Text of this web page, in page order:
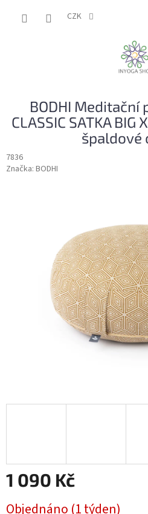
CZK
BODHI Meditační
CLASSIC SATKA
špaldové
7836
Značka: BODHI
1 090 Kč
cena:
Objednáno (1 týden)